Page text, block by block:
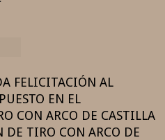
FELICITACIÓN AL
EN EL
CON ARCO DE CASTILLA
DE TIRO CON ARCO DE